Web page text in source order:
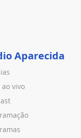
Aparecida
ao vivo